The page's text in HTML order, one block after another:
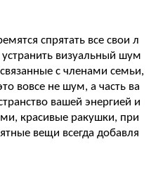
спрятать все свои л
визуальный шум
с членами семьи,
вовсе не шум, а часть ва
вашей энергией и
красивые ракушки, при
вещи всегда добавля